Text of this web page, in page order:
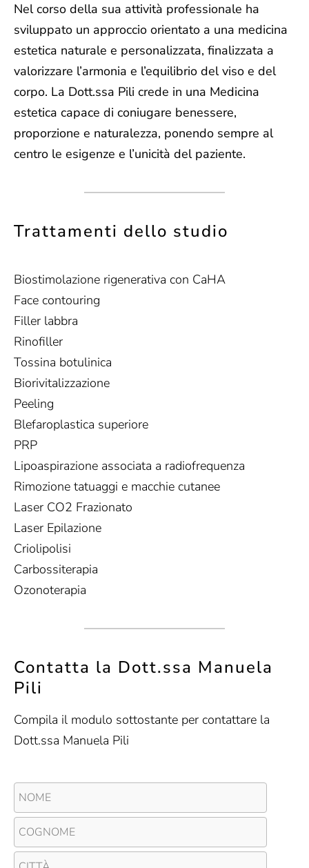
Nel corso della sua attività professionale ha
sviluppato un approccio orientato a una medicina
estetica naturale e personalizzata, finalizzata a
valorizzare l’armonia e l’equilibrio del viso e del
corpo. La Dott.ssa Pili crede in una Medicina
estetica capace di coniugare benessere,
proporzione e naturalezza, ponendo sempre al
centro le esigenze e l’unicità del paziente.
Trattamenti dello studio
Biostimolazione rigenerativa con CaHA
Face contouring
Filler labbra
Rinofiller
Tossina botulinica
Biorivitalizzazione
Peeling
Blefaroplastica superiore
PRP
Lipoaspirazione associata a radiofrequenza
Rimozione tatuaggi e macchie cutanee
Laser CO2 Frazionato
Laser Epilazione
Criolipolisi
Carbossiterapia
Ozonoterapia
Contatta la Dott.ssa Manuela
Pili
Compila il modulo sottostante per contattare la
Dott.ssa Manuela Pili